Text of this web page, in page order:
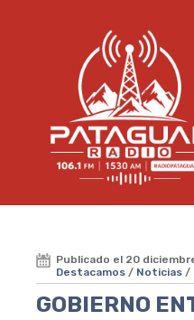
Publicado el 20
Destacamos / Noticias /
GOBIERNO